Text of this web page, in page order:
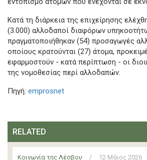
Κατά τη διάρκεια της επιχείρησης
(3.000) αλλοδαποί διαφόρων
πραγματοποιήθηκαν (54) προσαγωγές
οποίους κρατούνται (27) άτομα,
εφαρμοστούν - κατά περίπτωση - οι
της νομοθεσίας περί αλλοδαπών.
Πηγή: emprosnet
RELATED
Κοινωνία της Λέσβου / 12 Μάιος 2026